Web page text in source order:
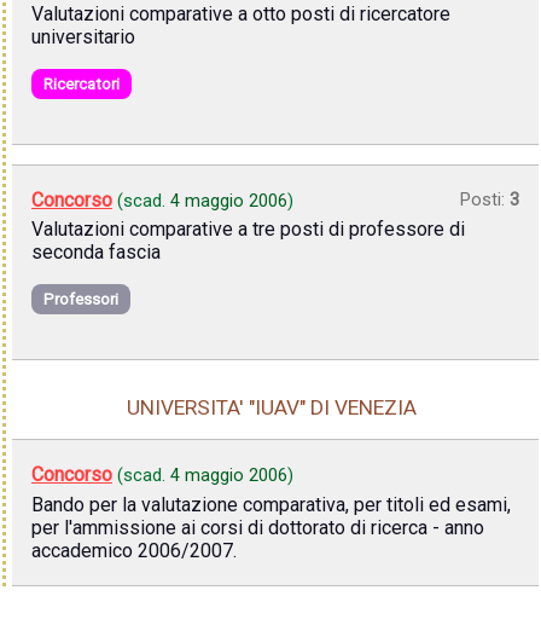
Valutazioni comparative a otto posti di ricercatore
universitario
Ricercatori
Concorso (scad. 4 maggio 2006) Posti: 3
Valutazioni comparative a tre posti di professore di
seconda fascia
Professori
UNIVERSITA' "IUAV" DI VENEZIA
Concorso (scad. 4 maggio 2006)
Bando per la valutazione comparativa, per titoli ed esami,
per l'ammissione ai corsi di dottorato di ricerca - anno
accademico 2006/2007.